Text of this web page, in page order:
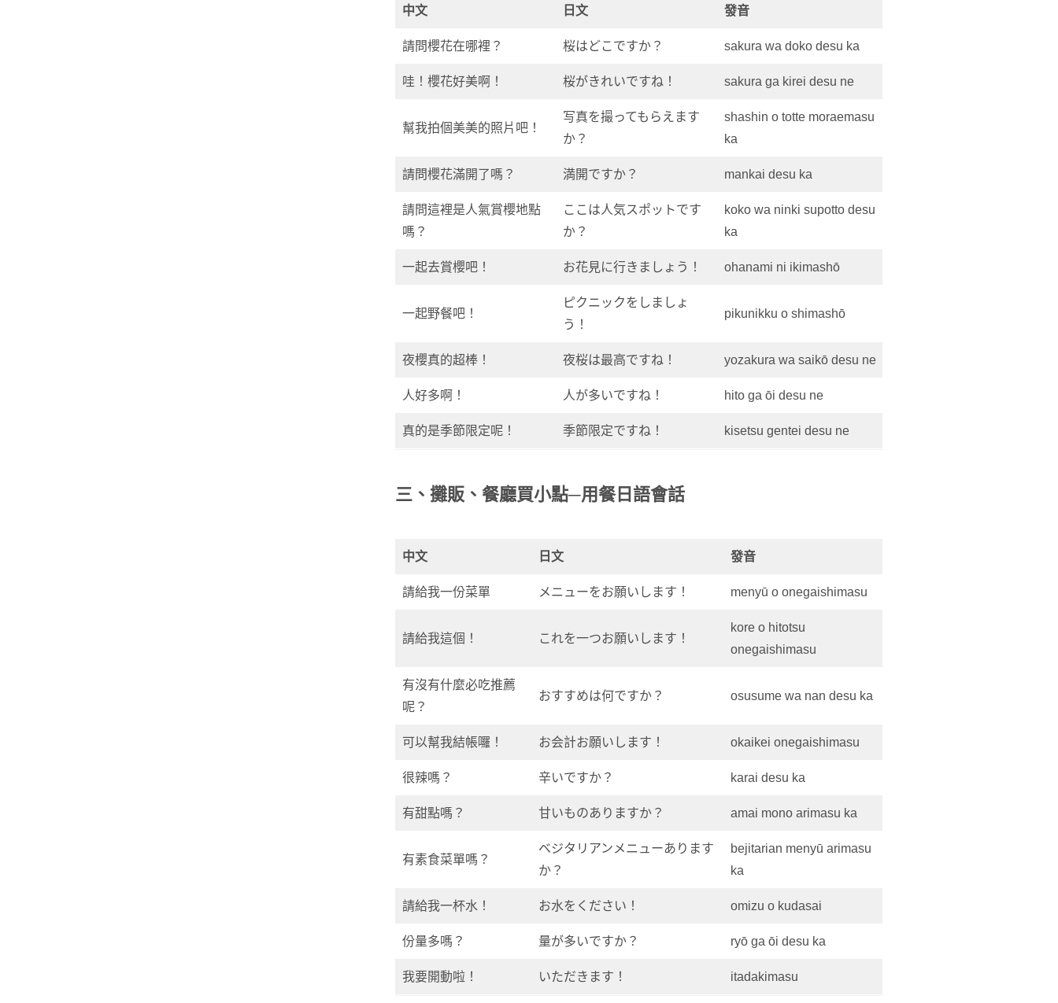
中文 日文 發音
請問櫻花在哪裡？ 桜はどこですか？ sakura wa doko desu ka
哇！櫻花好美啊！ 桜がきれいですね！ sakura ga kirei desu ne
幫我拍個美美的照片吧！
写真を撮ってもらえます
か？
shashin o totte moraemasu
ka
請問櫻花滿開了嗎？ 満開ですか？ mankai desu ka
請問這裡是人氣賞櫻地點
嗎？
ここは人気スポットです
か？
koko wa ninki supotto desu
ka
一起去賞櫻吧！ お花見に行きましょう！ ohanami ni ikimashō
一起野餐吧！
ピクニックをしましょ
う！
pikunikku o shimashō
夜櫻真的超棒！ 夜桜は最高ですね！ yozakura wa saikō desu ne
人好多啊！ 人が多いですね！ hito ga ōi desu ne
真的是季節限定呢！ 季節限定ですね！ kisetsu gentei desu ne
三、攤販、餐廳買小點─用餐日語會話
中文 日文 發音
請給我一份菜單 メニューをお願いします！ menyū o onegaishimasu
請給我這個！ これを一つお願いします！
kore o hitotsu
onegaishimasu
有沒有什麼必吃推薦
呢？
おすすめは何ですか？ osusume wa nan desu ka
可以幫我結帳囉！ お会計お願いします！ okaikei onegaishimasu
很辣嗎？ 辛いですか？ karai desu ka
有甜點嗎？ 甘いものありますか？ amai mono arimasu ka
有素食菜單嗎？
ベジタリアンメニューあります
か？
bejitarian menyū arimasu
ka
請給我一杯水！ お水をください！ omizu o kudasai
份量多嗎？ 量が多いですか？ ryō ga ōi desu ka
我要開動啦！ いただきます！ itadakimasu